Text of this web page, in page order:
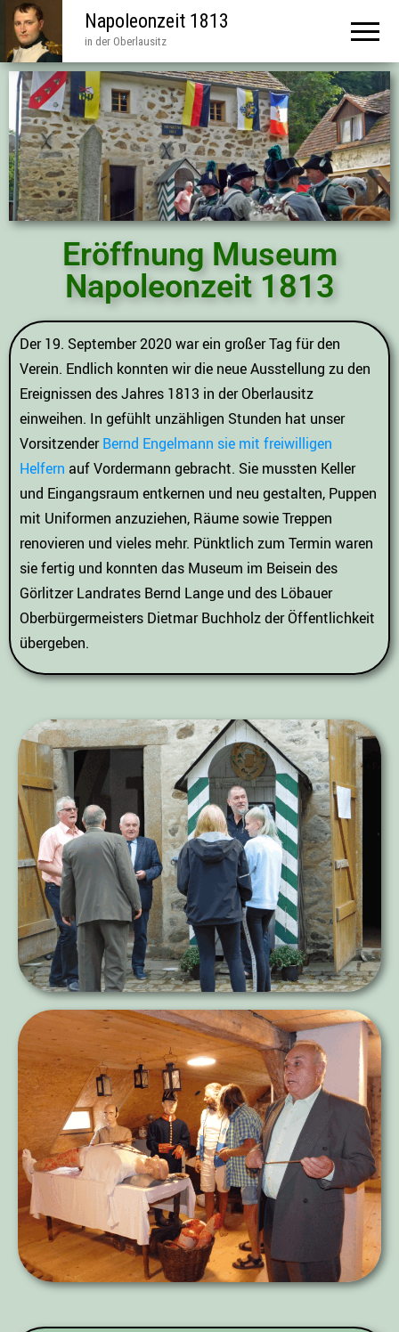
Napoleonzeit 1813
in der Oberlausitz
Eröffnung Museum
Napoleonzeit 1813
Der 19. September 2020 war ein großer Tag für den
Verein. Endlich konnten wir die neue Ausstellung zu den
Ereignissen des Jahres 1813 in der Oberlausitz
einweihen. In gefühlt unzähligen Stunden hat unser
VorsitzenderBernd Engelmann sie mit freiwilligen
Helfern auf Vordermann gebracht. Sie mussten Keller
und Eingangsraum entkernen und neu gestalten, Puppen
mit Uniformen anzuziehen, Räume sowie Treppen
renovieren und vieles mehr. Pünktlich zum Termin waren
sie fertig und konnten das Museum im Beisein des
Görlitzer Landrates Bernd Lange und des Löbauer
Oberbürgermeisters Dietmar Buchholz der Öffentlichkeit
übergeben.